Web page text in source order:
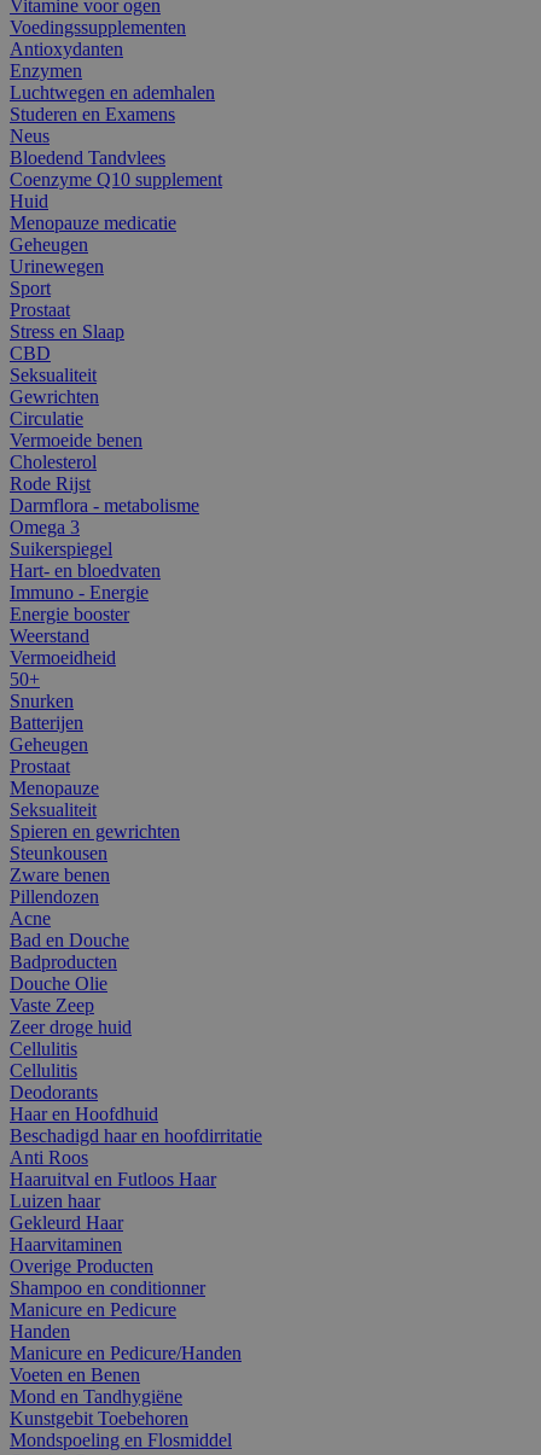
Vitamine voor ogen
Voedingssupplementen
Antioxydanten
Enzymen
Luchtwegen en ademhalen
Studeren en Examens
Neus
Bloedend Tandvlees
Coenzyme Q10 supplement
Huid
Menopauze medicatie
Geheugen
Urinewegen
Sport
Prostaat
Stress en Slaap
CBD
Seksualiteit
Gewrichten
Circulatie
Vermoeide benen
Cholesterol
Rode Rijst
Darmflora - metabolisme
Omega 3
Suikerspiegel
Hart- en bloedvaten
Immuno - Energie
Energie booster
Weerstand
Vermoeidheid
50+
Snurken
Batterijen
Geheugen
Prostaat
Menopauze
Seksualiteit
Spieren en gewrichten
Steunkousen
Zware benen
Pillendozen
Acne
Bad en Douche
Badproducten
Douche Olie
Vaste Zeep
Zeer droge huid
Cellulitis
Cellulitis
Deodorants
Haar en Hoofdhuid
Beschadigd haar en hoofdirritatie
Anti Roos
Haaruitval en Futloos Haar
Luizen haar
Gekleurd Haar
Haarvitaminen
Overige Producten
Shampoo en conditionner
Manicure en Pedicure
Handen
Manicure en Pedicure/Handen
Voeten en Benen
Mond en Tandhygiëne
Kunstgebit Toebehoren
Mondspoeling en Flosmiddel